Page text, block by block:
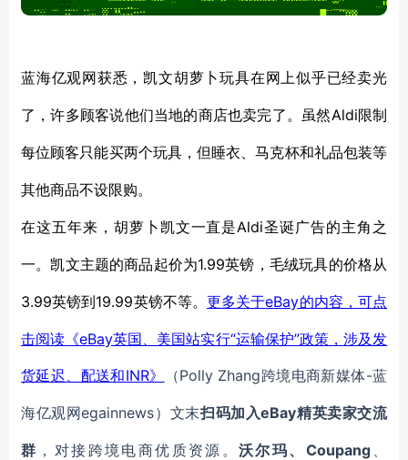
蓝海亿观网获悉，凯文胡萝卜玩具在网上似乎已经卖光
了，许多顾客说他们当地的商店也卖完了。 虽然Aldi限制
每位顾客只能买两个玩具，但睡衣、马克杯和礼品包装等
其他商品不设限购。
在这五年来，胡萝卜凯文一直是Aldi圣诞广告的主角之
一。凯文主题的商品起价为1.99英镑，毛绒玩具的价格从
3.99英镑到19.99英镑不等。 更多关于eBay的内容，可点
击阅读《eBay英国、美国站实行“运输保护”政策，涉及发
货延迟、配送和INR》
（Polly Zhang跨境电商新媒体-蓝
海亿观网egainnews）文末扫码加入eBay精英卖家交流
群 ，对接跨境电商优质资源。沃尔玛、 Coupang、